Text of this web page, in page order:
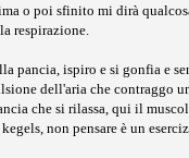
o poi sfinito mi dirà
respirazione.
pancia, ispiro e si gonfia e
dell'aria che
che si rilassa, qui il
non pensare è un